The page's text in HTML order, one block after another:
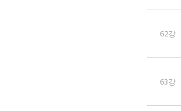
62강
63강